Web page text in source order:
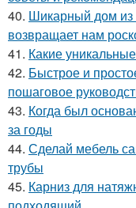
40. Шикарный дом из
возвращает нам
41. Какие
42. Быстрое и
пошаговое
43. Когда был
за годы
44. Сделай мебель
трубы
45. Карниз для